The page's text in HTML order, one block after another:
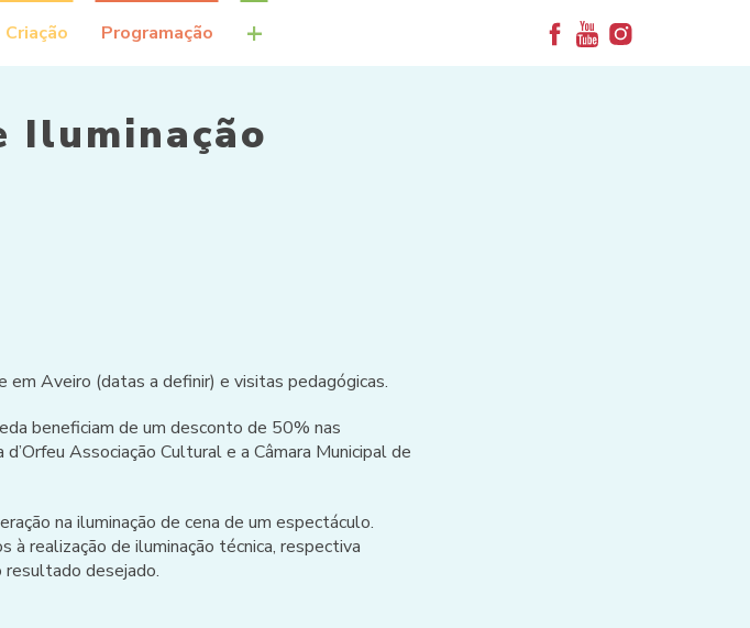
Criação Programação +
Iluminação
Aveiro (datas a definir) e visitas pedagógicas.
beneficiam de um desconto de 50% nas
Associação Cultural e a Câmara Municipal de
na iluminação de cena de um espectáculo.
à realização de iluminação técnica, respectiva
desejado.